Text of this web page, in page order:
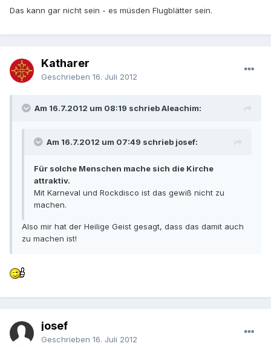
Das kann gar nicht sein - es müsden Flugblätter sein.
Katharer
Geschrieben 16. Juli 2012
Am 16.7.2012 um 08:19 schrieb Aleachim:
Am 16.7.2012 um 07:49 schrieb josef:
Für solche Menschen mache sich die Kirche
attraktiv.
Mit Karneval und Rockdisco ist das gewiß nicht zu
machen.
Also mir hat der Heilige Geist gesagt, dass das damit auch
zu machen ist!
josef
Geschrieben 16. Juli 2012